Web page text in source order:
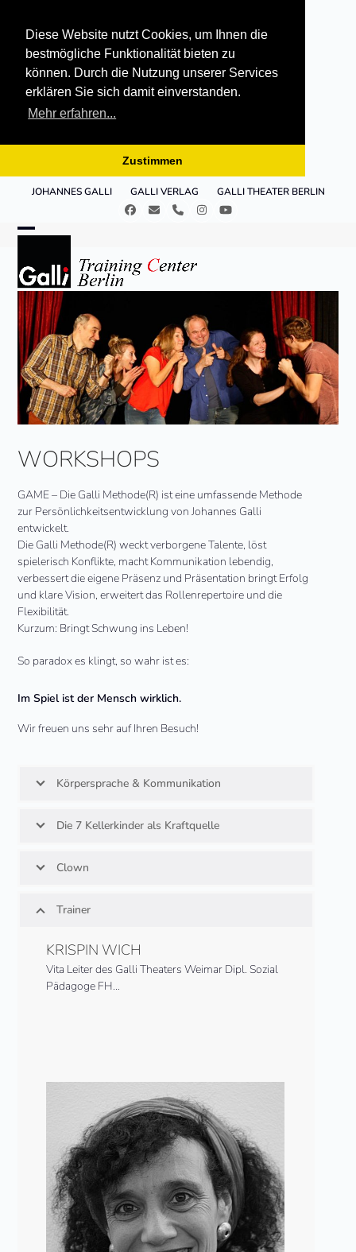
Diese Website nutzt Cookies, um Ihnen die
bestmögliche Funktionalität bieten zu
können. Durch die Nutzung unserer Services
erklären Sie sich damit einverstanden.
Mehr erfahren...
Zustimmen
JOHANNES GALLI GALLI VERLAG GALLI THEATER BERLIN
Facebook
E- TelefonInstagramYouTube
mobile
menu
mobile
menu
WORKSHOPS
GAME – Die Galli Methode(R) ist eine umfassende Methode
zur Persönlichkeitsentwicklung von Johannes Galli
entwickelt.
Die Galli Methode(R) weckt verborgene Talente, löst
spielerisch Konflikte, macht Kommunikation lebendig,
verbessert die eigene Präsenz und Präsentation bringt Erfolg
und klare Vision, erweitert das Rollenrepertoire und die
Flexibilität.
Kurzum: Bringt Schwung ins Leben!
So paradox es klingt, so wahr ist es:
Im Spiel ist der Mensch wirklich.
Wir freu­en uns sehr auf Ihren Besuch!
Körpersprache & Kommunikation
Die 7 Kellerkinder als Kraftquelle
Clown
Trainer
KRISPIN WICH
Vita Leiter des Galli Theaters Weimar Dipl. Sozial
Pädagoge FH…